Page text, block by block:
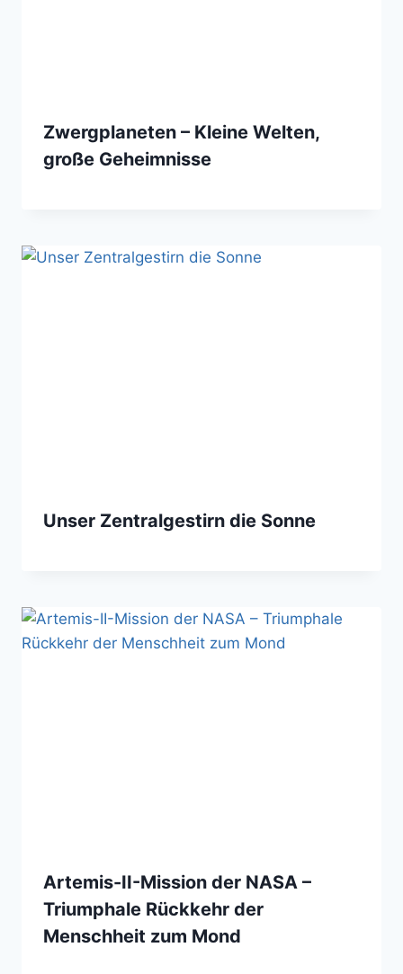
Zwergplaneten – Kleine Welten,
große Geheimnisse
Unser Zentralgestirn die Sonne
Artemis-II-Mission der NASA –
Triumphale Rückkehr der
Menschheit zum Mond